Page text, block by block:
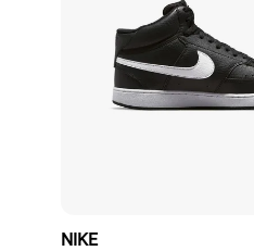
NIKE